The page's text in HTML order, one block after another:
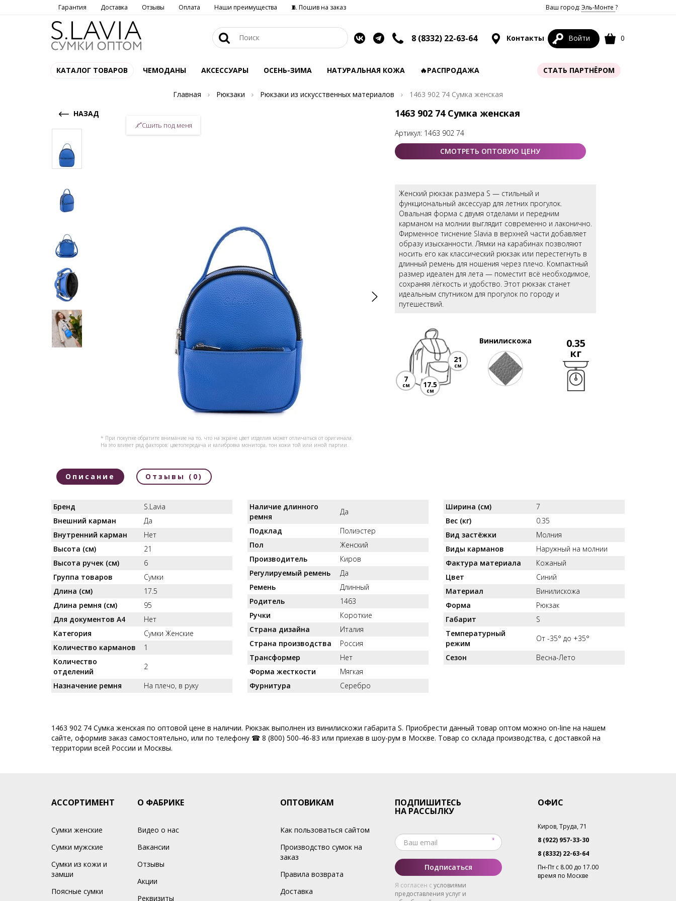
Гарантия Доставка Отзывы Оплата Наши преимущества 🧵 Пошив на заказ Ваш город: Эль-Монте ?
8 (8332) 22-63-64 Контакты Войти 0
КАТАЛОГ ТОВАРОВ ЧЕМОДАНЫ АКСЕССУАРЫ ОСЕНЬ-ЗИМА НАТУРАЛЬНАЯ КОЖА 🔥РАСПРОДАЖА СТАТЬ ПАРТНЁРОМ
Главная Рюкзаки Рюкзаки из искусственных материалов
1463 902 74 Сумка женская
НАЗАД
* При покупке обратите внимание на то, что на экране цвет изделия может отличаться от оригинала.
На это влияет ряд факторов: цветопередача и калибровка монитора, тон кожи той или иной партии.
Сшить под меня
1463 902 74 Сумка женская
Артикул: 1463 902 74
СМОТРЕТЬ ОПТОВУЮ ЦЕНУ
Женский рюкзак размера S — стильный и
функциональный аксессуар для летних прогулок.
Овальная форма с двумя отделами и передним
карманом на молнии выглядит современно и лаконично.
Фирменное тиснение Slavia в верхней части добавляет
образу изысканности. Лямки на карабинах позволяют
носить его как классический рюкзак или перестегнуть в
длинный ремень для ношения через плечо. Компактный
размер идеален для лета — поместит всё необходимое,
сохраняя лёгкость и удобство. Этот рюкзак станет
идеальным спутником для прогулок по городу и
путешествий.
7
см
21
см
17.5
см
Винилискожа 0.35
кг
Описание Отзывы (0)
Бренд
S.Lavia
Внешний карман
Да
Внутренний карман
Нет
Высота (см)
21
Высота ручек (см)
6
Группа товаров
Сумки
Длина (см)
17.5
Длина ремня (см)
95
Для документов А4
Нет
Категория
Сумки Женские
Количество карманов
1
Количество
отделений
2
Назначение ремня
На плечо, в руку
Наличие длинного
ремня
Да
Подклад
Полиэстер
Пол
Женский
Производитель
Киров
Регулируемый ремень
Да
Ремень
Длинный
Родитель
1463
Ручки
Короткие
Страна дизайна
Италия
Страна производства
Россия
Трансформер
Нет
Форма жесткости
Мягкая
Фурнитура
Серебро
Ширина (см)
7
Вес (кг)
0.35
Вид застёжки
Молния
Виды карманов
Наружный на молнии
Фактура материала
Кожаный
Цвет
Синий
Материал
Винилискожа
Форма
Рюкзак
Габарит
S
Температурный
режим
От -35° до +35°
Сезон
Весна-Лето
1463 902 74 Сумка женская по оптовой цене в наличии. Рюкзак выполнен из винилискожи габарита S. Приобрести данный товар оптом можно on-line на нашем
сайте, оформив заказ самостоятельно, или по телефону ☎ 8 (800) 500-46-83 или приехав в шоу-рум в Москве. Товар со склада производства, с доставкой на
территории всей России и Москвы.
АССОРТИМЕНТ
Сумки женские
Сумки мужские
Сумки из кожи и
замши
Поясные сумки
О ФАБРИКЕ
Видео о нас
Вакансии
Отзывы
Акции
Реквизиты
ОПТОВИКАМ
Как пользоваться сайтом
Производство сумок на
заказ
Правила возврата
Доставка
ПОДПИШИТЕСЬ
НА РАССЫЛКУ
Подписаться
Я согласен с условиями
предоставления услуг и
ОФИС
Киров, Труда, 71
8 (922) 957-33-30
8 (8332) 22-63-64
Пн-Пт с 8.00 до 17.00
время по Москве